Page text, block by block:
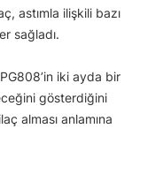
astımla ilişkili bazı
sağladı.
iki ayda bir
gösterdiğini
alması anlamına